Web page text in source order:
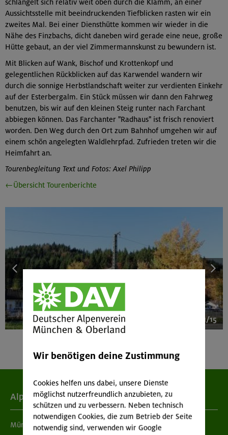
schlängelt sich relativ weit oben durch die Klamm, an einer
Aussichtsstelle mit beeindruckenden Tiefblicken rasten wir ein
zweites Mal. Bei einer Diensthütte kommen wir wieder in die
Nähe des Finzbachs, dicht daneben wird gerade eine neue, große
Hütte gebaut, an der viel Zimmermannskunst zu bewundern ist.
Mit Blicken auf Wank, Bischof und Krottenkopf und
gelegentlichen Rückblicken auf das Karwendel wandern wir
durch die sonnige Herbstlandschaft weiter zur verdienten Einkehr
auf der Esterbergalm. Ein Stück müssen wir dann den Fahrweg
benutzen, bis wir auf den kleinen Steig runter nach Farchant
abbiegen können. Das Farchanter "Radhaus" ist frisch renoviert
worden. Den Weg durch den Ort zum Bahnhof umgehen wir auf
einem schön angelegten Waldlehrpfad. Zufrieden treten wir die
Heimfahrt an.
Tourenbegleitung Text und Fotos: Axel Philipp
←Übersicht Tourenberichte
1/15
Alpenverein
München & Oberland
Wir benötigen deine Zustimmung
Cookies helfen uns dabei, unsere Dienste
möglichst nutzerfreundlich anzubieten, zu
schützen und zu verbessern. Neben technisch
notwendigen Cookies, die zum Betrieb der Seite
notwendig sind, verwenden wir Google